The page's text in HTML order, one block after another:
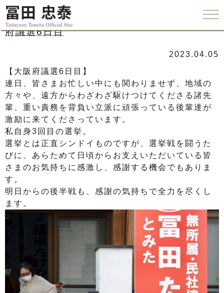
府議選6日目
2023.04.05
【大阪府議選6日目】
連日、皆さまお忙しい中にも関わりませず、地域の
方々や、遠方からわざわざ駆けつけてくださる諸先
輩、重い責務を背負い立派に頑張っている後輩達が
激励に来てくださっています。
私自身3回目の選挙。
選挙とは正直シンドイものですが、選挙戦を闘うた
びに、あらためて日頃からお支えいただいている皆
さまのお気持ちに感激し、感謝する機会でもありま
す。
明日からの後半戦も、感謝の気持ちで全力を尽くし
ます。